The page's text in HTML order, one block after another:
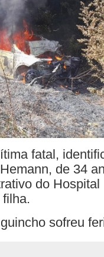
fatal,
de 34
do
sofreu